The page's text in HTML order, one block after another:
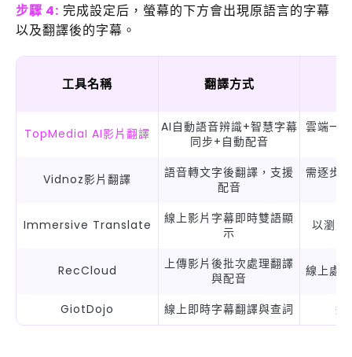
步驟 4: 完成設定后，螢幕的下方會出現原語言的字幕
以及翻譯後的字幕。
工具名稱 翻譯方式
TopMediaI AI影片翻譯
AI自動語音辨識+智慧字幕
同步+自動配音
雲端一
Vidnoz影片翻譯
語音轉文字後翻譯，支援
配音
需逐步
Immersive Translate
線上影片字幕即時雙語顯
示
以瀏覽
RecCloud
上傳影片後批次處理翻譯
與配音
線上處
GiotDojo 線上即時字幕翻譯與查詞 透